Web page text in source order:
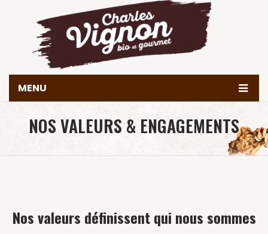
MENU
Nous trouver
NOS VALEURS & ENGAGEMENTS
Nos valeurs définissent qui nous sommes